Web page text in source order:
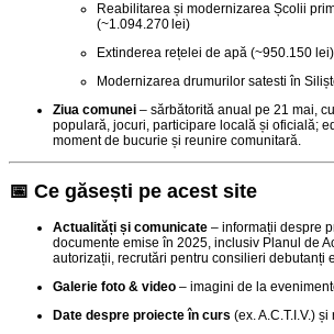
Reabilitarea și modernizarea Școlii
(~1.094.270 lei)
Extinderea rețelei de apă (~950.150 lei)
Modernizarea drumurilor satesti în
Ziua comunei – sărbătorită anual pe 21 mai,
populară, jocuri, participare locală și oficială;
moment de bucurie și reunire comunitară.
📅 Ce găsești pe acest site
Actualități și comunicate – informații despre
documente emise în 2025, inclusiv Planul de
autorizații, recrutări pentru consilieri debutanți
Galerie foto & video – imagini de la
Date despre proiecte în curs (ex. A.C.T.I.V.)